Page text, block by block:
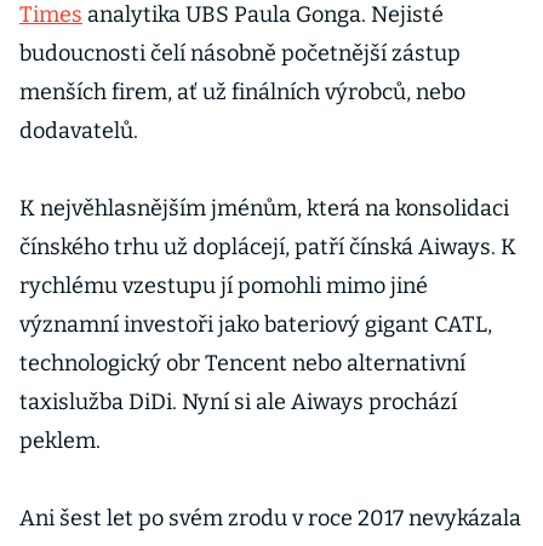
Times analytika UBS Paula Gonga. Nejisté
budoucnosti čelí násobně početnější zástup
menších firem, ať už finálních výrobců, nebo
dodavatelů.
K nejvěhlasnějším jménům, která na konsolidaci
čínského trhu už doplácejí, patří čínská Aiways. K
rychlému vzestupu jí pomohli mimo jiné
významní investoři jako bateriový gigant CATL,
technologický obr Tencent nebo alternativní
taxislužba DiDi. Nyní si ale Aiways prochází
peklem.
Ani šest let po svém zrodu v roce 2017 nevykázala